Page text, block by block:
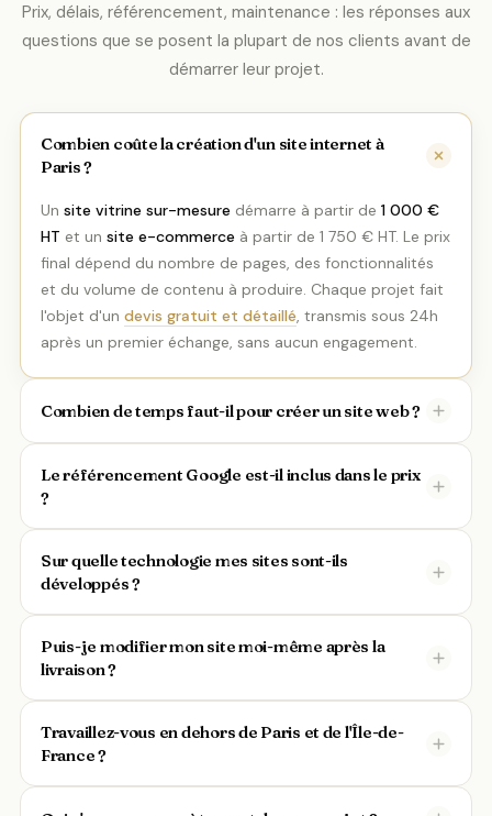
Prix, délais, référencement, maintenance : les réponses aux
questions que se posent la plupart de nos clients avant de
démarrer leur projet.
Combien coûte la création d'un site internet à
Paris ?
Un site vitrine sur-mesure démarre à partir de 1 000 €
HT et un site e-commerce à partir de 1 750 € HT. Le prix
final dépend du nombre de pages, des fonctionnalités
et du volume de contenu à produire. Chaque projet fait
l'objet d'un devis gratuit et détaillé, transmis sous 24h
après un premier échange, sans aucun engagement.
Combien de temps faut-il pour créer un site web ?
Le référencement Google est-il inclus dans le prix
?
Sur quelle technologie mes sites sont-ils
développés ?
Puis-je modifier mon site moi-même après la
livraison ?
Travaillez-vous en dehors de Paris et de l'Île-de-
France ?